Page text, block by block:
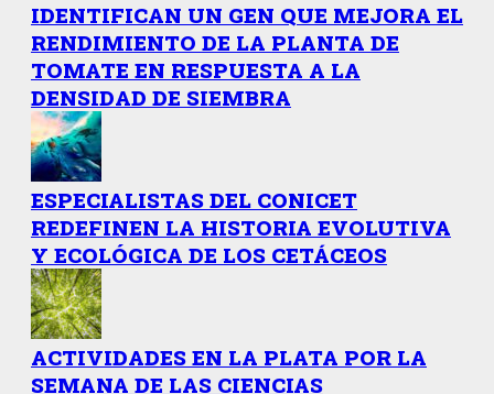
IDENTIFICAN UN GEN QUE MEJORA EL
RENDIMIENTO DE LA PLANTA DE
TOMATE EN RESPUESTA A LA
DENSIDAD DE SIEMBRA
ESPECIALISTAS DEL CONICET
REDEFINEN LA HISTORIA EVOLUTIVA
Y ECOLÓGICA DE LOS CETÁCEOS
ACTIVIDADES EN LA PLATA POR LA
SEMANA DE LAS CIENCIAS